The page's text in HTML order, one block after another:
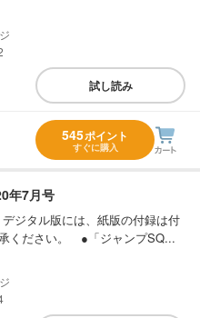
試し読み
545ポイント
すぐに購入
年7月号
ジタル版には、紙版の付録は付
ください。 ●「ジャンプSQ...